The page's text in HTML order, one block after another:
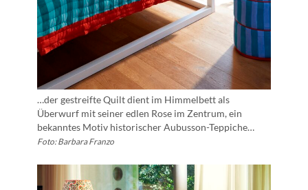
…der gestreifte Quilt dient im Himmelbett als
Überwurf mit seiner edlen Rose im Zentrum, ein
bekanntes Motiv historischer Aubusson-Teppiche…
Foto: Barbara Franzo